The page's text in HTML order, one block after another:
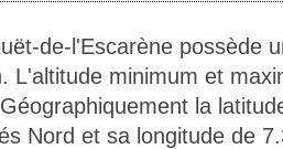
de-l'Escarène possède
L'altitude minimum et
la
Nord et sa longitude de